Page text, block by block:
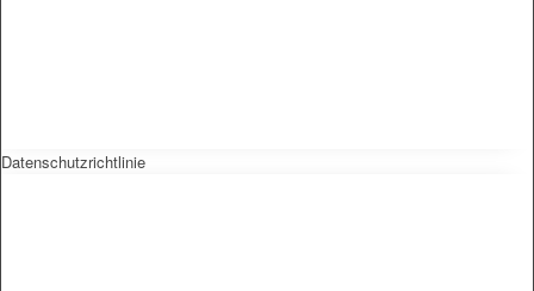
Datenschutzrichtlinie